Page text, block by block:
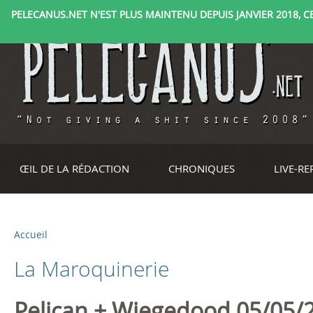
PELECANUS.NET N'EST PLUS MAINTENU DEPUIS JANVIER 2018,
ŒIL DE LA RÉDACTION CHRONIQUES LIVE-
V
o
u
Accueil
La Maroquinerie